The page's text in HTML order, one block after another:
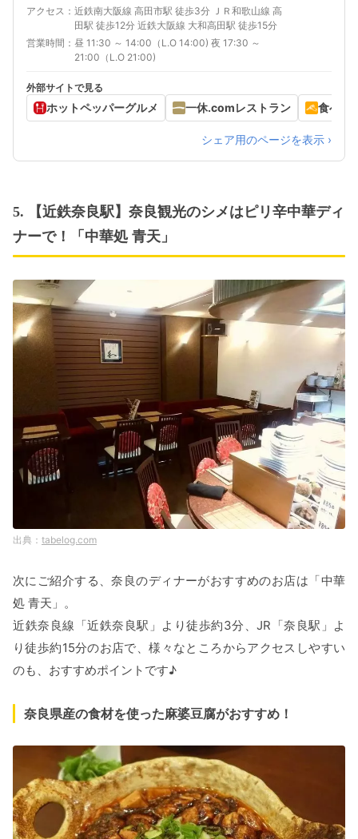
アクセス
近鉄南大阪線 高田市駅 徒歩3分 ＪＲ和歌山線 高
田駅 徒歩12分 近鉄大阪線 大和高田駅 徒歩15分
営業時間
昼 11:30 ～ 14:00（L.O 14:00) 夜 17:30 ～
21:00（L.O 21:00)
外部サイトで見る
ホットペッパーグルメ 一休.comレストラン 食べロ
シェア用のページを表示 ›
5. 【近鉄奈良駅】奈良観光のシメはピリ辛中華ディ
ナーで！「中華処 青天」
tabelog.com
次にご紹介する、奈良のディナーがおすすめのお店は「中華
処 青天」。
近鉄奈良線「近鉄奈良駅」より徒歩約3分、JR「奈良駅」よ
り徒歩約15分のお店で、様々なところからアクセスしやすい
のも、おすすめポイントです♪
奈良県産の食材を使った麻婆豆腐がおすすめ！